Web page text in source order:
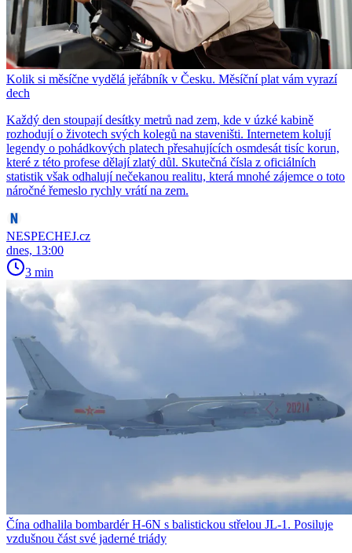
Kolik si měsíčne vydělá jeřábník v Česku. Měsíční plat vám vyrazí
dech
Každý den stoupají desítky metrů nad zem, kde v úzké kabině
rozhodují o životech svých kolegů na staveništi. Internetem kolují
legendy o pohádkových platech přesahujících osmdesát tisíc korun,
které z této profese dělají zlatý důl. Skutečná čísla z oficiálních
statistik však odhalují nečekanou realitu, která mnohé zájemce o toto
náročné řemeslo rychly vrátí na zem.
NESPECHEJ.cz
dnes, 13:00
3 min
Čína odhalila bombardér H-6N s balistickou střelou JL-1. Posiluje
vzdušnou část své jaderné triády